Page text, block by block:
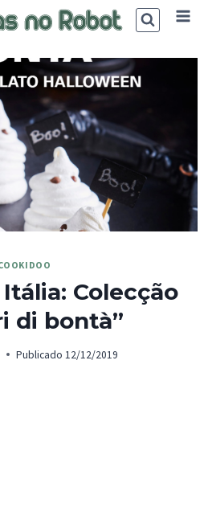
Colecção
di bontà”
Publicado 12/12/2019